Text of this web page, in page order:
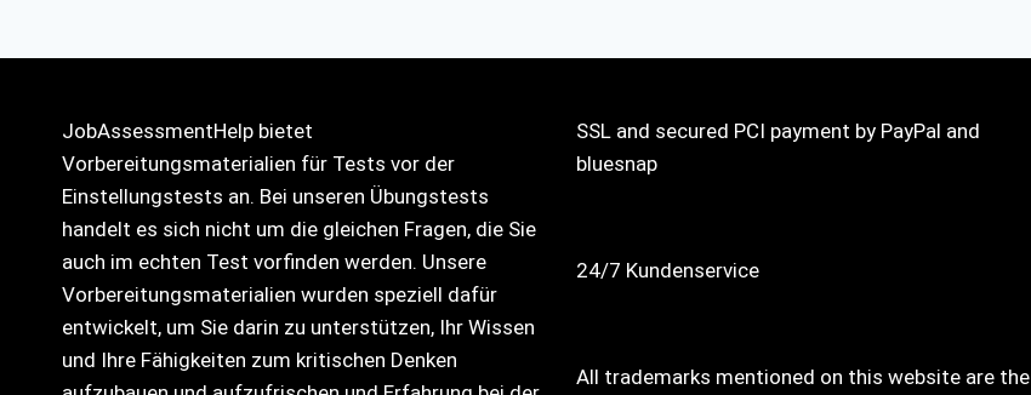
JobAssessmentHelp bietet
Vorbereitungsmaterialien für Tests vor der
Einstellungstests an. Bei unseren Übungstests
handelt es sich nicht um die gleichen Fragen, die Sie
auch im echten Test vorfinden werden. Unsere
Vorbereitungsmaterialien wurden speziell dafür
entwickelt, um Sie darin zu unterstützen, Ihr Wissen
und Ihre Fähigkeiten zum kritischen Denken
SSL and secured PCI payment by PayPal and
bluesnap
24/7 Kundenservice
All trademarks mentioned on this website are the